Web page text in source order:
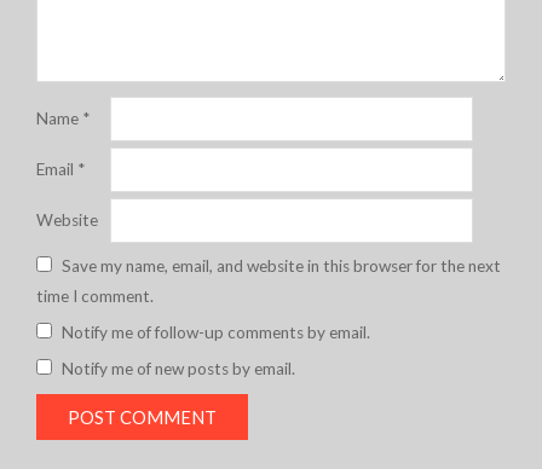
Name *
Email *
Website
Save my name, email, and website in this browser for the next
time I comment.
Notify me of follow-up comments by email.
Notify me of new posts by email.